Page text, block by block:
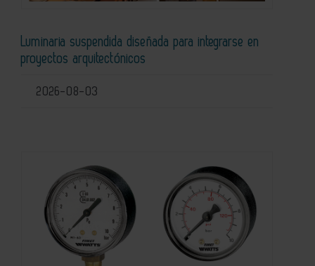
Luminaria suspendida diseñada para integrarse en
proyectos arquitectónicos
2026-08-03